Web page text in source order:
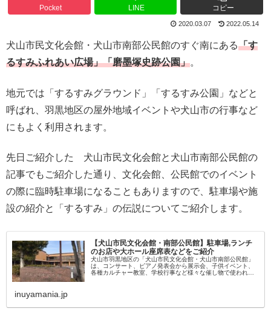
Pocket LINE コピー
2020.03.07 2022.05.14
犬山市民文化会館・犬山市南部公民館のすぐ南にある「す
るすみふれあい広場」「磨墨塚史跡公園」。
地元では「するすみグラウンド」「するすみ公園」などと
呼ばれ、羽黒地区の屋外地域イベントや犬山市の行事など
にもよく利用されます。
先日ご紹介した 犬山市民文化会館と犬山市南部公民館の
記事でもご紹介した通り、文化会館、公民館でのイベント
の際に臨時駐車場になることもありますので、駐車場や施
設の紹介と「するすみ」の伝説についてご紹介します。
【犬山市民文化会館・南部公民館】駐車場,ランチ
のお店や大ホール座席表などをご紹介
犬山市羽黒地区の「犬山市民文化会館・犬山市南部公民館」
は、コンサート、ピアノ発表会から展示会、子供イベント、
各種カルチャー教室、学校行事など様々な催し物で使われま
inuyamania.jp